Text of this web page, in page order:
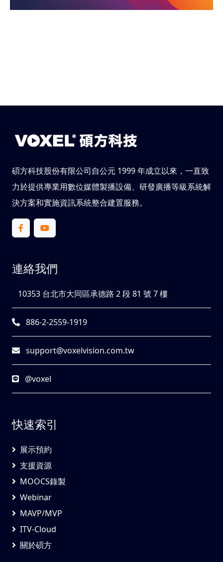
碩方科技股份有限公司自公元 1999 年成立以來，一直致
力於提供專業用數位媒體製播設備、研發廣播等級系統解
決方案和實施資訊系統整合建置服務。
連絡我們
10353 台北市大同區承德路 2 段 81 號 7 樓
886-2-2559-1919
support@voxelvision.com.tw
@voxel
快速索引
展示預約
支援資源
MOOCS錄製
Webinar
MAVP/MVP
ITV-Cloud
關於碩方